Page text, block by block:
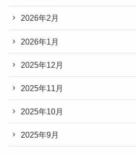
2026年2月
2026年1月
2025年12月
2025年11月
2025年10月
2025年9月